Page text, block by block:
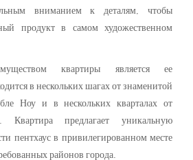
вниманием к деталям, чтобы
продукт в самом художественном
квартиры является ее
в нескольких шагах от знаменитой
Ноу и в нескольких кварталах от
Квартира предлагает уникальную
пентхаус в привилегированном месте
районов города.